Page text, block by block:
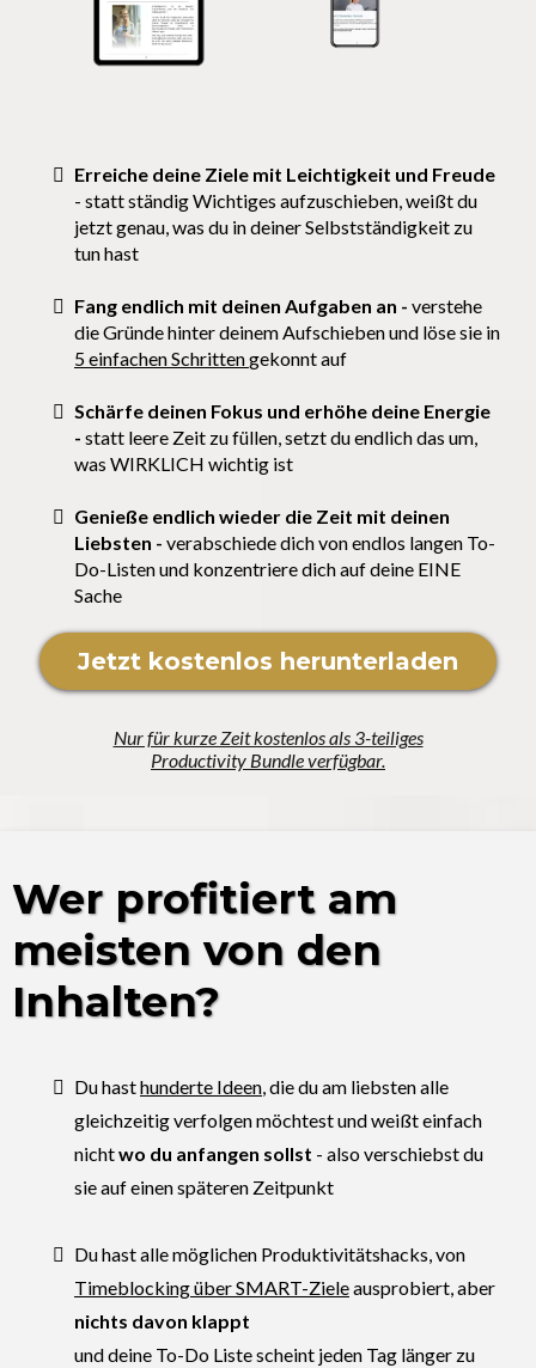
Erreiche deine Ziele mit Leichtigkeit und Freude
- statt ständig Wichtiges aufzuschieben, weißt du
jetzt genau, was du in deiner Selbstständigkeit zu
tun hast
Fang endlich mit deinen Aufgaben an - verstehe
die Gründe hinter deinem Aufschieben und löse sie in
5 einfachen Schrittengekonnt auf
Schärfe deinen Fokus und erhöhe deine Energie
- statt leere Zeit zu füllen, setzt du endlich das um,
was WIRKLICH wichtig ist
Genieße endlich wieder die Zeit mit deinen
Liebsten - verabschiede dich von endlos langen To-
Do-Listen und konzentriere dich auf deine EINE
Sache
Jetzt kostenlos herunterladen
Nur für kurze Zeit kostenlos als 3-teiliges
Productivity Bundle verfügbar.
Wer profitiert am
meisten von den
Inhalten?
Du hasthunderte Ideen, die du am liebsten alle
gleichzeitig verfolgen möchtest und weißt einfach
nichtwo du anfangen sollst - also verschiebst du
sie auf einen späteren Zeitpunkt
Du hast alle möglichen Produktivitätshacks, von
Timeblocking über SMART-Zieleausprobiert, aber
nichts davon klappt
und deine To-Do Liste scheint jeden Tag länger zu